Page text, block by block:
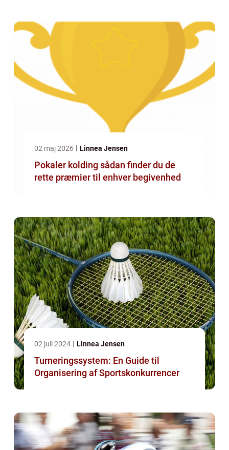
02 maj 2026 Linnea Jensen
Pokaler kolding sådan finder du de
rette præmier til enhver begivenhed
02 juli 2024 Linnea Jensen
Turneringssystem: En Guide til
Organisering af Sportskonkurrencer